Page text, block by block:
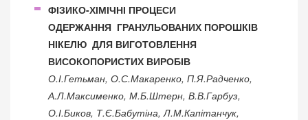
ФІЗИКО-ХІМІЧНІ ПРОЦЕСИ
ОДЕРЖАННЯ ГРАНУЛЬОВАНИХ ПОРОШКІВ
НІКЕЛЮ ДЛЯ ВИГОТОВЛЕННЯ
ВИСОКОПОРИСТИХ ВИРОБІВ
О.І.Гетьман, О.С.Макаренко, П.Я.Радченко,
А.Л.Максименко, М.Б.Штерн, В.В.Гарбуз,
О.І.Биков, Т.Є.Бабутіна, Л.М.Капітанчук,